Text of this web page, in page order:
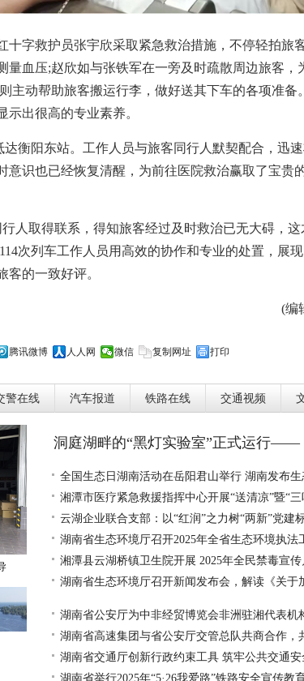
十字救护员张宇欣采取紧急救治措施，不停轻拍旅
量血压;赵欣如与张铁军在一旁及时疏散周边旅客，
主动帮助旅客搬运行李，做好送其下车的各项准备
出很高的专业素养。
达衡阳东站。工作人员与旅客同行人默契配合，迅
意识也已经恢复清醒，为前往医院救治赢取了宝贵
人取得联系，得知旅客经过及时救治已无大碍，这
次列车工作人员用高效的协作和专业的处置，展
客的一致好评。
(编
腾讯微博 人人网 微信 复制网址 打印
警在线 汽车报道 铁路在线 交通视频
洞庭湖畔的“黑灯实验室”正式运行——
全国生态日湖南活动在岳阳君山举行 湖南发布生
湘潭市医疗紧急救援指挥中心开展“送清凉”暨“三
云湖企业联合支部：以“红润”之力树“两新”党建
湖南省生态环境厅召开2025年全省生态环境执法
湘潭县云湖桥镇卫生院开展 2025年全民禁毒宣
湖南省生态环境厅召开新闻发布会，解读《关于
湖南省公安厅为中非经贸博览会非洲驻湘代表机
湖南省高速集团与省公安厅交管总队共商合作，
湖南省交通厅创新行政约束工具 筑牢公共交通
湖南省举行2025年“5·26我爱路”铁路安全宣传教